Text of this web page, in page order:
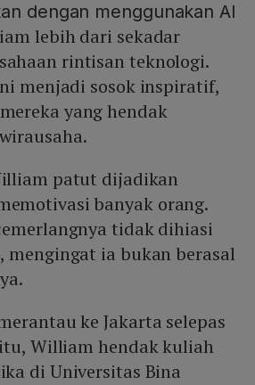
dengan menggunakan AI
lebih dari sekadar
rintisan teknologi.
menjadi sosok inspiratif,
yang hendak
patut dijadikan
banyak orang.
tidak dihiasi
mengingat ia bukan berasal
ke Jakarta selepas
William hendak kuliah
di Universitas Bina